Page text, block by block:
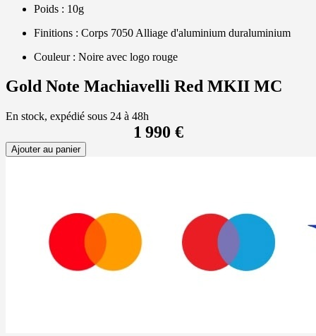
Poids : 10g
Finitions : Corps 7050 Alliage d'aluminium duraluminium
Couleur : Noire avec logo rouge
Gold Note Machiavelli Red MKII MC
En stock, expédié sous 24 à 48h
1 990 €
Ajouter au panier